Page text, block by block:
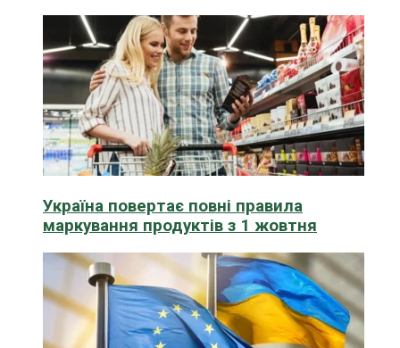
Україна повертає повні правила
маркування продуктів з 1 жовтня